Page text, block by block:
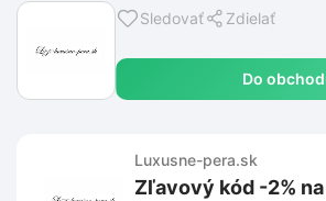
Sledovať Zdielať
Do
Luxusne-pera.sk
Zľavový kód -2%